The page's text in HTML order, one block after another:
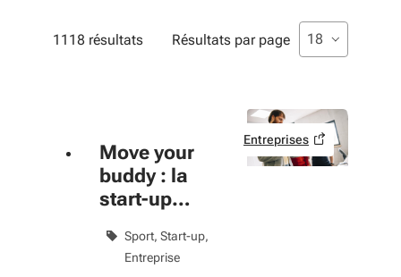
Profils
Liste multisélection. Utilisez les flèches pour
Liste multisélection. Utilisez les flèches pour
sélectionné
Thématique
1118 résultats Résultats par page Liste de
sélectionné
18
Move your
buddy : la
start-up
Sport Start-up
Entreprise
Entreprises